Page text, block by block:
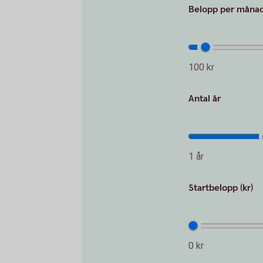
Belopp per
100 kr
Antal år
1 år
Startbelopp (kr)
0 kr